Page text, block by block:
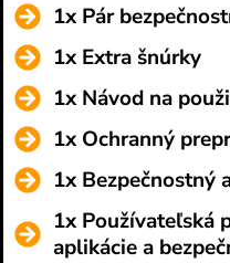
1x Pár
1x Extra šnúrky
1x Návod na
1x Ochranný
1x Bezpečnostný
1x Používateľská
aplikácie a